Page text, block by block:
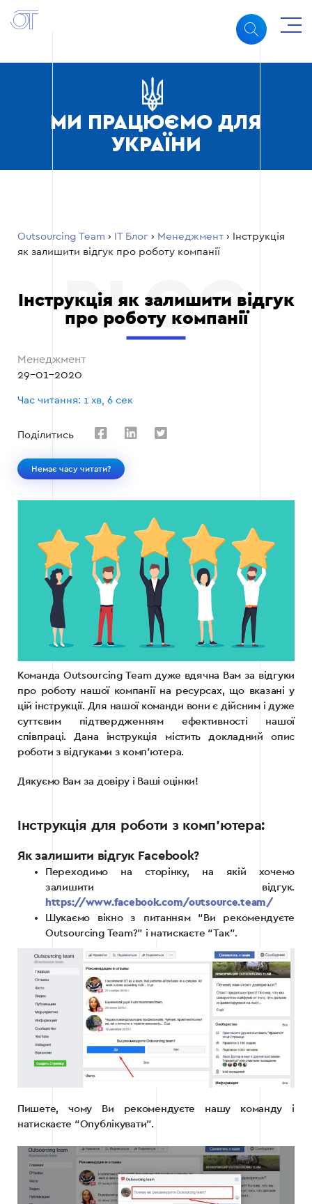
МИ ПРАЦЮЄМО ДЛЯ
УКРАЇНИ
Outsourcing Team › ІТ Блог › Менеджмент ›
Інструкція
як залишити відгук про роботу компанії
Інструкція як залишити відгук
про роботу компанії
Менеджмент
29-01-2020
Час читання: 1 хв, 6 сек
Поділитись
Немає часу читати?
Команда Outsourcing Team дуже вдячна Вам за відгуки
про роботу нашої компанії на ресурсах, що вказані у
цій інструкції. Для нашої команди вони є дійсним і дуже
суттєвим підтвердженням ефективності нашої
співпраці. Дана інструкція містить докладний опис
роботи з відгуками з комп’ютера.
Дякуємо Вам за довіру і Ваші оцінки!
Інструкція для роботи з комп’ютера:
Як залишити відгук Facebook?
Переходимо на сторінку, на якій хочемо
залишити відгук.
https://www.facebook.com/outsource.team/
Шукаємо вікно з питанням “Ви рекомендуєте
Outsourcing Team?” і натискаєте “Так”.
Пишете, чому Ви рекомендуєте нашу команду і
натискаєте “Опублікувати”.